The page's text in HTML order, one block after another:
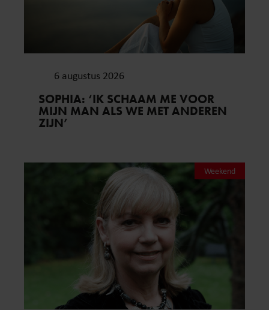
6 augustus 2026
SOPHIA: ‘IK SCHAAM ME VOOR
MIJN MAN ALS WE MET ANDEREN
ZIJN’
Weekend